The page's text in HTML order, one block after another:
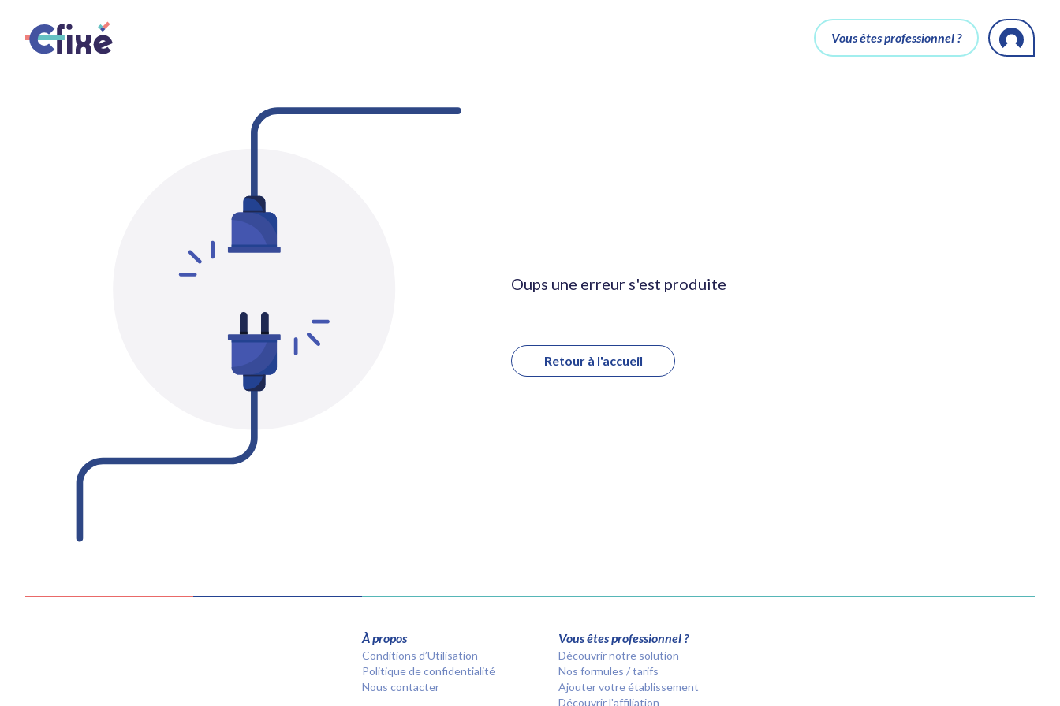
Vous êtes professionnel ?
Oups une erreur s'est produite
Retour à l'accueil
À propos
Conditions d’Utilisation
Politique de confidentialité
Nous contacter
Vous êtes professionnel ?
Découvrir notre solution
Nos formules / tarifs
Ajouter votre établissement
Découvrir l'affiliation